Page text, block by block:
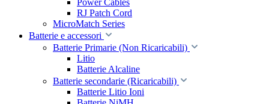
Power Cables
RJ Patch Cord
MicroMatch Series
Batterie e accessori
Batterie Primarie (Non Ricaricabili)
Litio
Batterie Alcaline
Batterie secondarie (Ricaricabili)
Batterie Litio Ioni